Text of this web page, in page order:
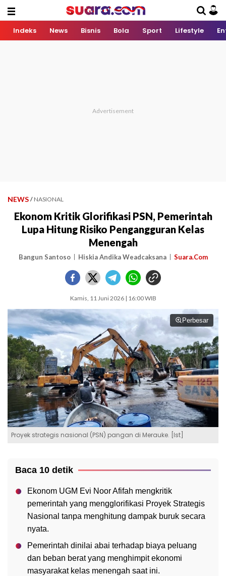
Indeks News Bisnis Bola Sport Lifestyle
NEWS / NASIONAL
Ekonom Kritik Glorifikasi PSN, Pemerintah
Lupa Hitung Risiko Pengangguran Kelas
Menengah
Bangun Santoso Hiskia Andika Weadcaksana Suara.Com
Kamis, 11 Juni 2026 | 16:00 WIB
Perbesar
Proyek strategis nasional (PSN) pangan di Merauke. [Ist]
Baca 10 detik
Ekonom UGM Evi Noor Afifah mengkritik
pemerintah yang mengglorifikasi Proyek Strategis
Nasional tanpa menghitung dampak buruk secara
nyata.
Pemerintah dinilai abai terhadap biaya peluang
dan beban berat yang menghimpit ekonomi
masyarakat kelas menengah saat ini.